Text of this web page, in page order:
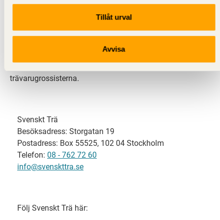
Tillåt urval
Avvisa
Svenskt Trä representerar svensk sågverksindustri
och är en del av branschorganisationen
svensk limträ-, KL-trä- och förpackningsindustri samt
trävarugrossisterna.
Svenskt Trä
Besöksadress: Storgatan 19
Postadress: Box 55525, 102 04 Stockholm
Telefon: 08 - 762 72 60
info@svenskttra.se
Följ Svenskt Trä här: